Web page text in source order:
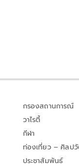
กรองสถานการณ์
วาไรตี้
กีฬา
ท่องเที่ยว – ศิลป
ประชาสัมพันธ์